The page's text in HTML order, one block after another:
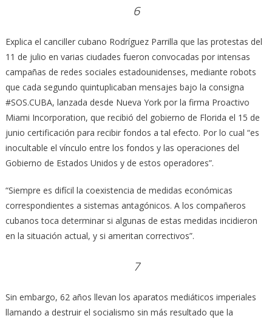
6
Explica el canciller cubano Rodríguez Parrilla que las protestas del
11 de julio en varias ciudades fueron convocadas por intensas
campañas de redes sociales estadounidenses, mediante robots
que cada segundo quintuplicaban mensajes bajo la consigna
#SOS.CUBA, lanzada desde Nueva York por la firma Proactivo
Miami Incorporation, que recibió del gobierno de Florida el 15 de
junio certificación para recibir fondos a tal efecto. Por lo cual “es
inocultable el vínculo entre los fondos y las operaciones del
Gobierno de Estados Unidos y de estos operadores”.
“Siempre es difícil la coexistencia de medidas económicas
correspondientes a sistemas antagónicos. A los compañeros
cubanos toca determinar si algunas de estas medidas incidieron
en la situación actual, y si ameritan correctivos”.
7
Sin embargo, 62 años llevan los aparatos mediáticos imperiales
llamando a destruir el socialismo sin más resultado que la